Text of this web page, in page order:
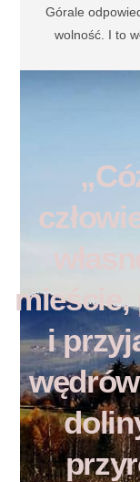
Górale
wolność. I to
mieście,
i